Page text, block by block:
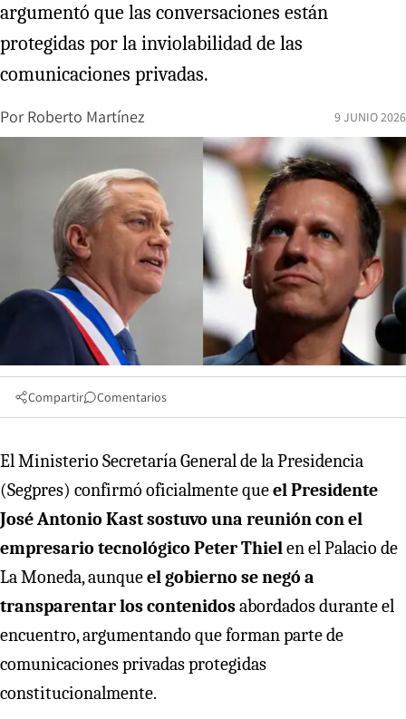
argumentó que las conversaciones están
protegidas por la inviolabilidad de las
comunicaciones privadas.
Por Roberto Martínez 9 JUNIO 2026
Compartir Comentarios
El Ministerio Secretaría General de la Presidencia
(Segpres) confirmó oficialmente queel Presidente
José Antonio Kast sostuvo una reunión con el
empresario tecnológico Peter Thielen el Palacio de
La Moneda, aunqueel gobierno se negó a
transparentar los contenidosabordados durante el
encuentro, argumentando que forman parte de
comunicaciones privadas protegidas
constitucionalmente.